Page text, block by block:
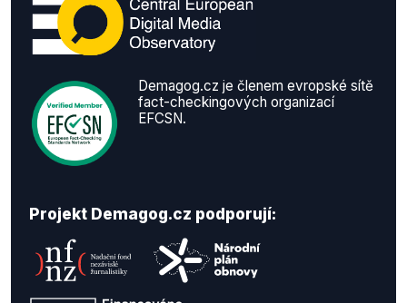
Demagog.cz je členem evropské sítě
fact-checkingových organizací
EFCSN.
Projekt Demagog.cz podporují: